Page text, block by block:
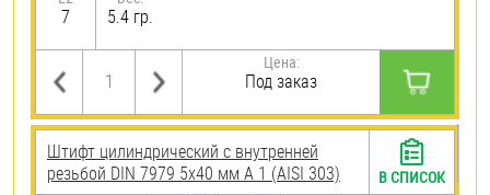
7 5.4 гр.
Цена:
Под заказ
Штифт цилиндрический с внутренней
резьбой DIN 7979 5х40 мм А 1 (AISI 303)
В СПИСОК